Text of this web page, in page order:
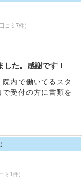
コミ7件）
た。感謝です！
内で働いてるスタ
受付の方に書類を
ミ1件）